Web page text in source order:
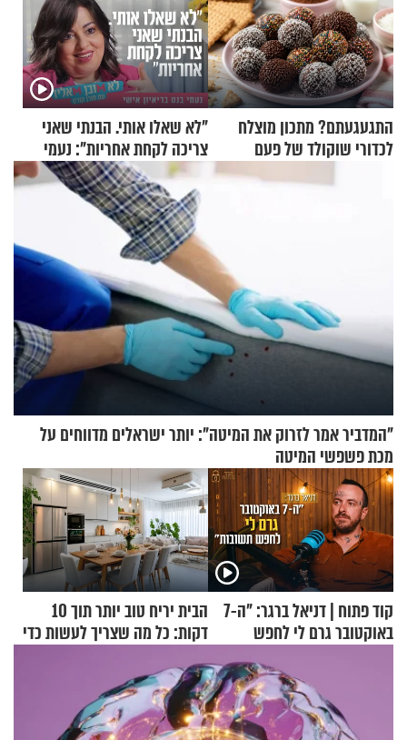
התגעגעתם? מתכון מוצלח
לכדורי שוקולד של פעם
"לא שאלו אותי. הבנתי שאני
צריכה לקחת אחריות": נעמי
בנט בריאיון אישי
"המדביר אמר לזרוק את המיטה": יותר ישראלים מדווחים על
מכת פשפשי המיטה
קוד פתוח | דניאל ברגר: "ה-7
באוקטובר גרם לי לחפש
הבית יריח טוב יותר תוך 10
דקות: כל מה שצריך לעשות כדי